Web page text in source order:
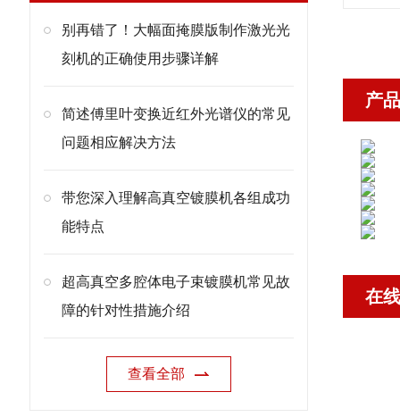
别再错了！大幅面掩膜版制作激光光
刻机的正确使用步骤详解
简述傅里叶变换近红外光谱仪的常见
问题相应解决方法
带您深入理解高真空镀膜机各组成功
能特点
超高真空多腔体电子束镀膜机常见故
障的针对性措施介绍
查看全部
产
在